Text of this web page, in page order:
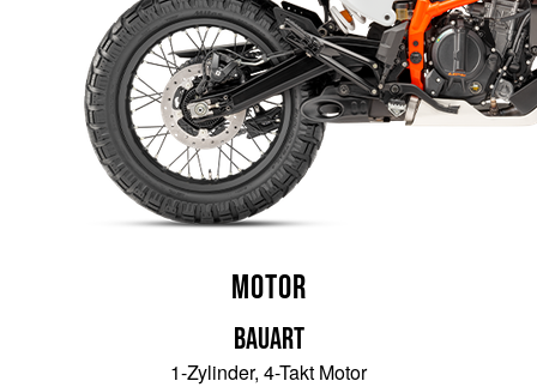
Motor
Bauart
1-Zylinder, 4-Takt Motor